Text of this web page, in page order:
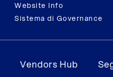
Website Info
Sistema di Governance
Vendors Hub